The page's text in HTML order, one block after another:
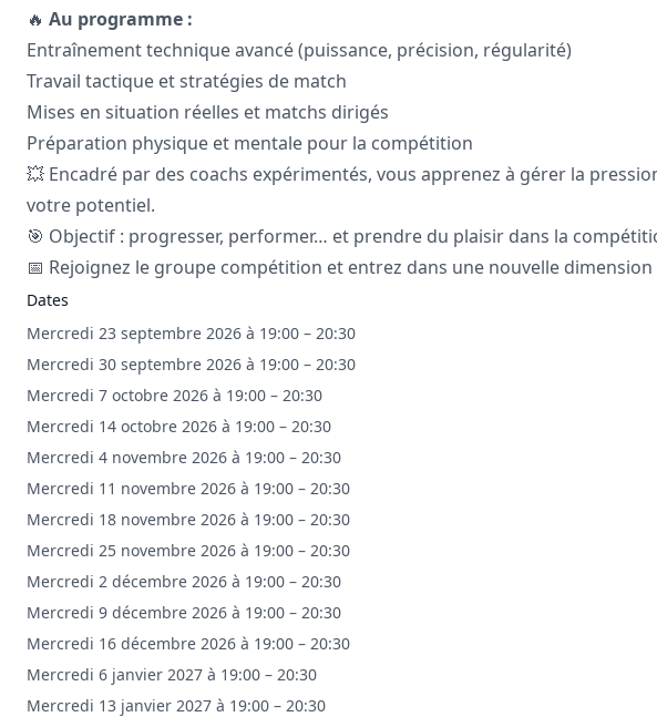
🔥 Au programme :
Entraînement technique avancé (puissance, précision, régularité)
Travail tactique et stratégies de match
Mises en situation réelles et matchs dirigés
Préparation physique et mentale pour la compétition
💥 Encadré par des coachs expérimentés, vous apprenez à gérer la
votre potentiel.
🎯 Objectif : progresser, performer… et prendre du plaisir dans la
📅 Rejoignez le groupe compétition et entrez dans une nouvelle
Dates
Mercredi 23 septembre 2026 à 19:00 – 20:30
Mercredi 30 septembre 2026 à 19:00 – 20:30
Mercredi 7 octobre 2026 à 19:00 – 20:30
Mercredi 14 octobre 2026 à 19:00 – 20:30
Mercredi 4 novembre 2026 à 19:00 – 20:30
Mercredi 11 novembre 2026 à 19:00 – 20:30
Mercredi 18 novembre 2026 à 19:00 – 20:30
Mercredi 25 novembre 2026 à 19:00 – 20:30
Mercredi 2 décembre 2026 à 19:00 – 20:30
Mercredi 9 décembre 2026 à 19:00 – 20:30
Mercredi 16 décembre 2026 à 19:00 – 20:30
Mercredi 6 janvier 2027 à 19:00 – 20:30
Mercredi 13 janvier 2027 à 19:00 – 20:30